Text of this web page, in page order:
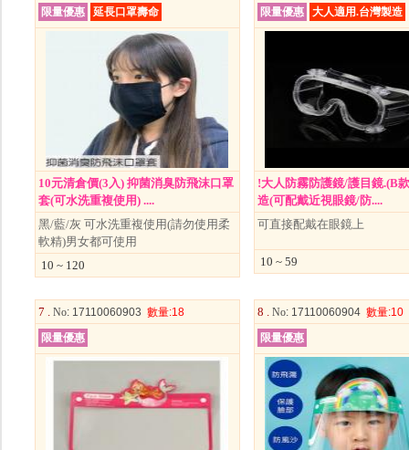
限量優惠
延長口罩壽命
10元清倉價(3入) 抑菌消臭防飛沫口罩
套(可水洗重複使用) ....
黑/藍/灰 可水洗重複使用(請勿使用柔
軟精)男女都可使用
10 ~ 120
限量優惠
大人適用.台灣製造
!大人防霧防護鏡/護目鏡.(B
造(可配戴近視眼鏡/防....
可直接配戴在眼鏡上
10 ~ 59
7 . No: 17110060903 數量:18
限量優惠
8 . No: 17110060904 數量:10
限量優惠